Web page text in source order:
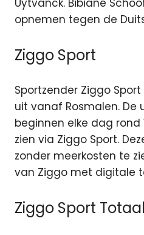
Uytvanck. Bibiane
opnemen tegen de
Ziggo Sport
Sportzender Ziggo
uit vanaf Rosmalen. De
beginnen elke dag rond
zien via Ziggo Sport.
zonder meerkosten te
van Ziggo met digitale
Ziggo Sport Totaal